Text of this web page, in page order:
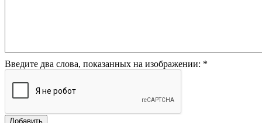
Введите два слова, показанных на изображении: *